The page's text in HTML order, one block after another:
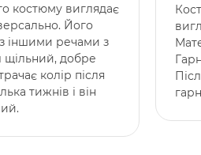
костюму виглядає
Його
іншими речами з
щільний, добре
колір після
тижнів і він